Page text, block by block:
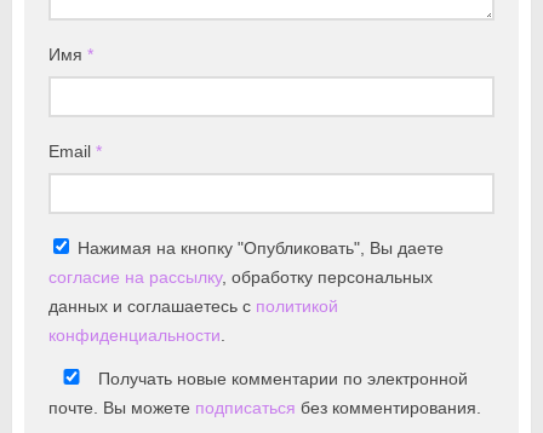
Имя *
Email *
Нажимая на кнопку "Опубликовать", Вы даете
согласие на рассылку, обработку персональных
данных и соглашаетесь с политикой
конфиденциальности
Получать новые комментарии по электронной
почте. Вы можете подписаться без комментирования.